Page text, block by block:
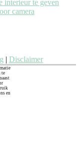
interieur te geven
camera
| Disclaimer
te
en